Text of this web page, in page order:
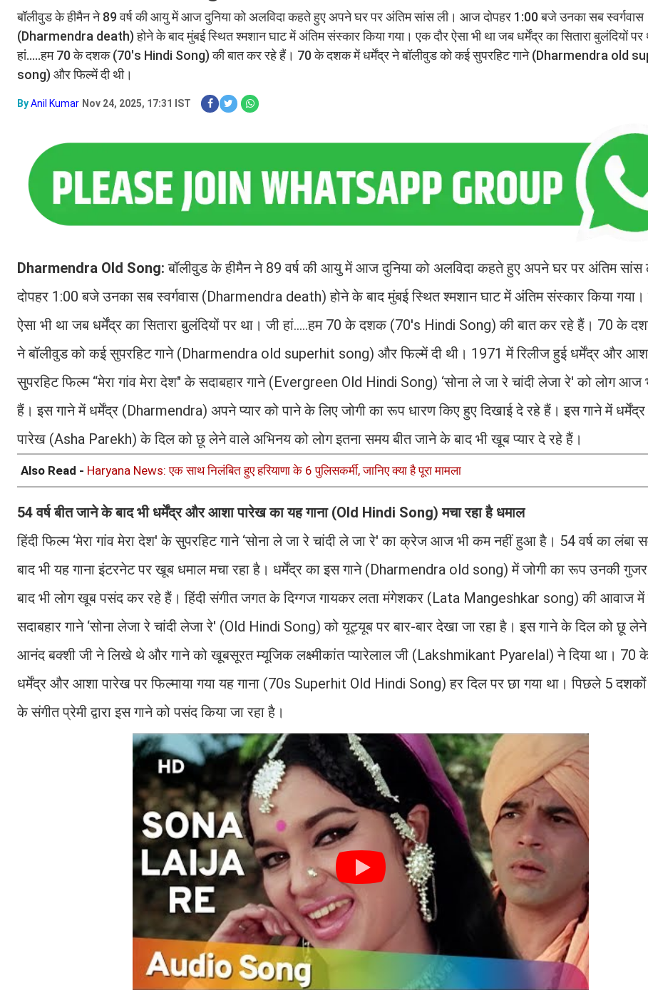
बॉलीवुड के हीमैन ने 89 वर्ष की आयु में आज दुनिया को अलविदा कहते हुए अपने घर पर अंतिम सांस ली। आज दोपहर 1:00 बजे उनका सब स्वर्गवास
(Dharmendra death) होने के बाद मुंबई स्थित श्मशान घाट में अंतिम संस्कार किया गया। एक दौर ऐसा भी था जब धर्मेंद्र का सितारा बुलंदियों पर
हां.....हम 70 के दशक (70's Hindi Song) की बात कर रहे हैं। 70 के दशक में धर्मेंद्र ने बॉलीवुड को कई सुपरहिट गाने (Dharmendra old
song) और फिल्में दी थी।
ByAnil Kumar Nov 24, 2025, 17:31 IST
Dharmendra Old Song:बॉलीवुड के हीमैन ने 89 वर्ष की आयु में आज दुनिया को अलविदा कहते हुए अपने घर पर अंतिम
दोपहर 1:00 बजे उनका सब स्वर्गवास (Dharmendra death) होने के बाद मुंबई स्थित श्मशान घाट में अंतिम संस्कार किया गया।
ऐसा भी था जब धर्मेंद्र का सितारा बुलंदियों पर था। जी हां.....हम 70 के दशक (70's Hindi Song) की बात कर रहे हैं। 70 के
ने बॉलीवुड को कई सुपरहिट गाने (Dharmendra old superhit song) और फिल्में दी थी। 1971 में रिलीज हुई धर्मेंद्र और
सुपरहिट फिल्म “मेरा गांव मेरा देश" के सदाबहार गाने (Evergreen Old Hindi Song) ‘सोना ले जा रे चांदी लेजा रे' को लोग आज
हैं। इस गाने में धर्मेंद्र (Dharmendra) अपने प्यार को पाने के लिए जोगी का रूप धारण किए हुए दिखाई दे रहे हैं। इस गाने में
पारेख (Asha Parekh) के दिल को छू लेने वाले अभिनय को लोग इतना समय बीत जाने के बाद भी खूब प्यार दे रहे हैं।
Also Read - Haryana News: एक साथ निलंबित हुए हरियाणा के 6 पुलिसकर्मी, जानिए क्या है पूरा मामला
54 वर्ष बीत जाने के बाद भी धर्मेंद्र और आशा पारेख का यह गाना (Old Hindi Song) मचा रहा है धमाल
हिंदी फिल्म ‘मेरा गांव मेरा देश' के सुपरहिट गाने ‘सोना ले जा रे चांदी ले जा रे' का क्रेज आज भी कम नहीं हुआ है। 54 वर्ष का लंबा
बाद भी यह गाना इंटरनेट पर खूब धमाल मचा रहा है। धर्मेंद्र का इस गाने (Dharmendra old song) में जोगी का रूप उनकी
बाद भी लोग खूब पसंद कर रहे हैं। हिंदी संगीत जगत के दिग्गज गायकर लता मंगेशकर (Lata Mangeshkar song) की आवाज में
सदाबहार गाने ‘सोना लेजा रे चांदी लेजा रे' (Old Hindi Song) को यूट्यूब पर बार-बार देखा जा रहा है। इस गाने के दिल को छू
आनंद बक्शी जी ने लिखे थे और गाने को खूबसूरत म्यूजिक लक्ष्मीकांत प्यारेलाल जी (Lakshmikant Pyarelal) ने दिया था। 70
धर्मेंद्र और आशा पारेख पर फिल्माया गया यह गाना (70s Superhit Old Hindi Song) हर दिल पर छा गया था। पिछले 5 दशकों
के संगीत प्रेमी द्वारा इस गाने को पसंद किया जा रहा है।